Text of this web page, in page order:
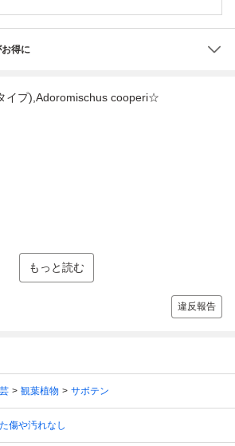
得に
イプ),Adoromischus cooperi☆
もっと読む
違反報告
観葉植物 サボテン
傷や汚れなし